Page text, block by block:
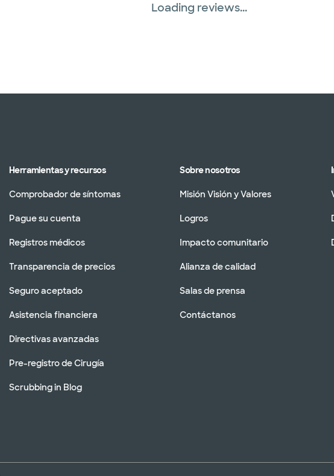
Loading reviews...
Herramientas y recursos
Comprobador de síntomas
Pague su cuenta
Registros médicos
Transparencia de precios
Seguro aceptado
Asistencia financiera
Directivas avanzadas
Pre-registro de Cirugía
Scrubbing in Blog
Sobre nosotros
Misión Visión y Valores
Logros
Impacto comunitario
Alianza de calidad
Salas de prensa
Contáctanos